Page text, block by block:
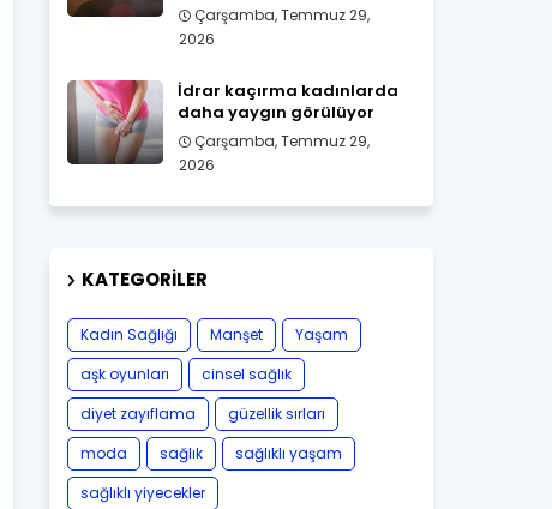
Çarşamba, Temmuz 29,
2026
İdrar kaçırma kadınlarda
daha yaygın görülüyor
Çarşamba, Temmuz 29,
2026
KATEGORILER
Kadın Sağlığı Manşet
Yaşam
aşk oyunları
cinsel sağlık
diyet zayıflama
güzellik sırları
moda
sağlık
sağlıklı yaşam
sağlıklı yiyecekler